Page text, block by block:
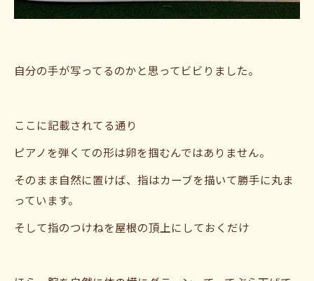
自分の手が写ってるのかと思ってビビりました。
ここに記載されてる通り
ピアノを弾くての形は卵を掴むんではありません。
そのまま自然に置けば、指はカーブを描いて勝手に丸ま
っています。
そして指のつけねを屋根の頂上にしておくだけ